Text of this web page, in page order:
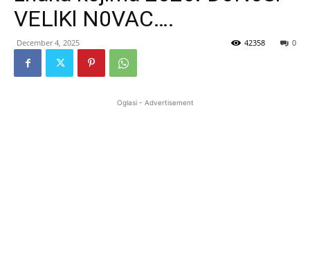
VELlKl N0VAC….
December 4, 2025 0
42358
Oglasi - Advertisement